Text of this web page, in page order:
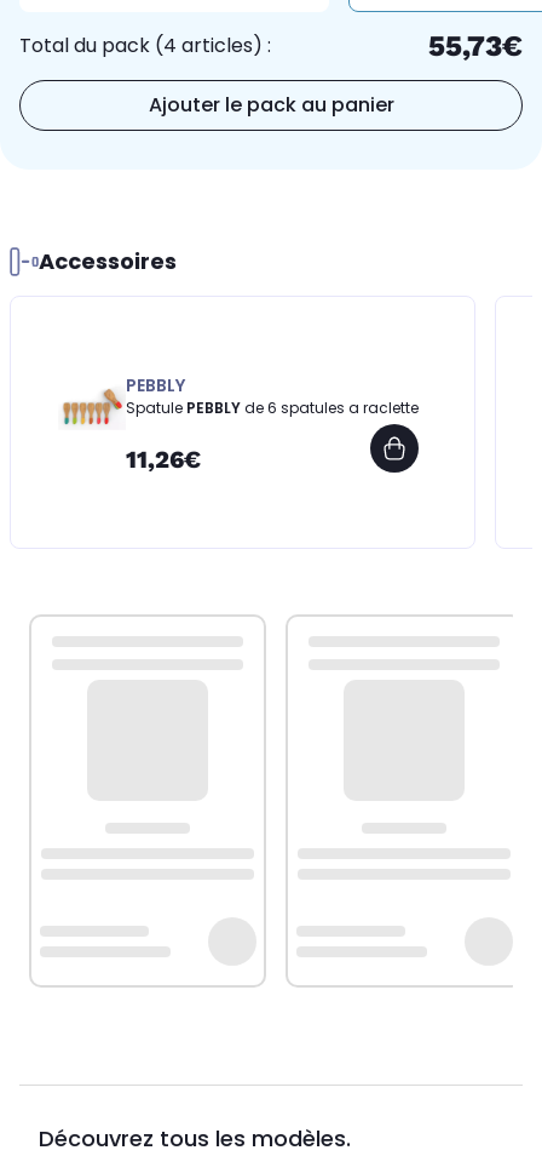
Total du pack (4 articles) : 55,73€
Ajouter le pack au panier
Accessoires
PEBBLY
Spatule PEBBLY de 6 spatules a raclette
11,26€
Découvrez tous les modèles.